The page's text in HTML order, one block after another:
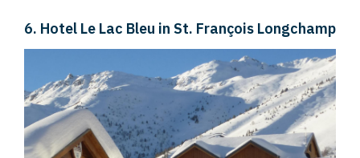
6. Hotel Le Lac Bleu in St. François Longchamp